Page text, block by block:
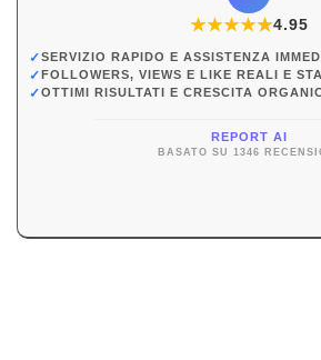
★★★★★
★4.95
✓SERVIZIO RAPIDO E ASSISTENZA
✓ FOLLOWERS, VIEWS E LIKE REALI E
✓OTTIMI RISULTATI E CRESCITA
REPORT AI
BASATO SU 1346